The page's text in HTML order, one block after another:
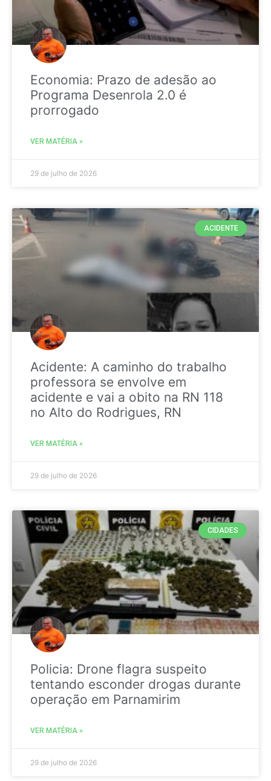
Economia: Prazo de adesão ao
Programa Desenrola 2.0 é
prorrogado
VER MATÉRIA »
29 de julho de 2026
ACIDENTE
Acidente: A caminho do trabalho
professora se envolve em
acidente e vai a obito na RN 118
no Alto do Rodrigues, RN
VER MATÉRIA »
29 de julho de 2026
CIDADES
Policia: Drone flagra suspeito
tentando esconder drogas durante
operação em Parnamirim
VER MATÉRIA »
29 de julho de 2026